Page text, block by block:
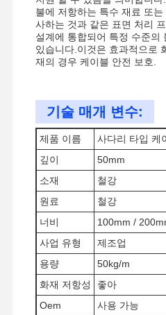
제품
불에 저항하는 특수 재료 또
사하는 것과 같은 표면 처리
설계에 통합되어 특정 수준의
있습니다.이것은 효과적으로
재의 경우 케이블 안전 보호.
기술 매개 변수:
제품 이름
사다리 타입 케
깊이
50mm
소재
철강
원료
철강
너비
100mm /
사업 유형
제조업
용량
50kg/m
화재 저항성
좋아
Oem
사용 가능